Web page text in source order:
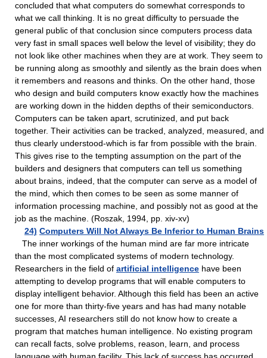
concluded that what computers do somewhat corresponds to
what we call thinking. It is no great difficulty to persuade the
general public of that conclusion since computers process data
very fast in small spaces well below the level of visibility; they do
not look like other machines when they are at work. They seem to
be running along as smoothly and silently as the brain does when
it remembers and reasons and thinks. On the other hand, those
who design and build computers know exactly how the machines
are working down in the hidden depths of their semiconductors.
Computers can be taken apart, scrutinized, and put back
together. Their activities can be tracked, analyzed, measured, and
thus clearly understood-which is far from possible with the brain.
This gives rise to the tempting assumption on the part of the
builders and designers that computers can tell us something
about brains, indeed, that the computer can serve as a model of
the mind, which then comes to be seen as some manner of
information processing machine, and possibly not as good at the
job as the machine. (Roszak, 1994, pp. xiv-xv)
24) Computers Will Not Always Be Inferior to Human Brains
The inner workings of the human mind are far more intricate
than the most complicated systems of modern technology.
Researchers in the field of artificial intelligence have been
attempting to develop programs that will enable computers to
display intelligent behavior. Although this field has been an active
one for more than thirty-five years and has had many notable
successes, AI researchers still do not know how to create a
program that matches human intelligence. No existing program
can recall facts, solve problems, reason, learn, and process